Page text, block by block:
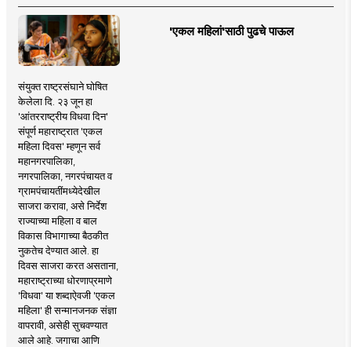
'एकल महिलां'साठी पुढचे पाऊल
संयुक्त राष्ट्रसंघाने घोषित
केलेला दि. २३ जून हा
'आंतरराष्ट्रीय विधवा दिन'
संपूर्ण महाराष्ट्रात 'एकल
महिला दिवस' म्हणून सर्व
महानगरपालिका,
नगरपालिका, नगरपंचायत व
ग्रामपंचायतींमध्येदेखील
साजरा करावा, असे निर्देश
राज्याच्या महिला व बाल
विकास विभागाच्या बैठकीत
नुकतेच देण्यात आले. हा
दिवस साजरा करत असताना,
महाराष्ट्राच्या धोरणाप्रमाणे
'विधवा' या शब्दाऐवजी 'एकल
महिला' ही सन्मानजनक संज्ञा
वापरावी, असेही सुचवण्यात
आले आहे. जगाचा आणि